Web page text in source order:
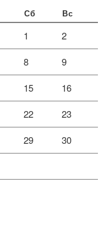
Сб Вс
1 2
8 9
15 16
22 23
29 30